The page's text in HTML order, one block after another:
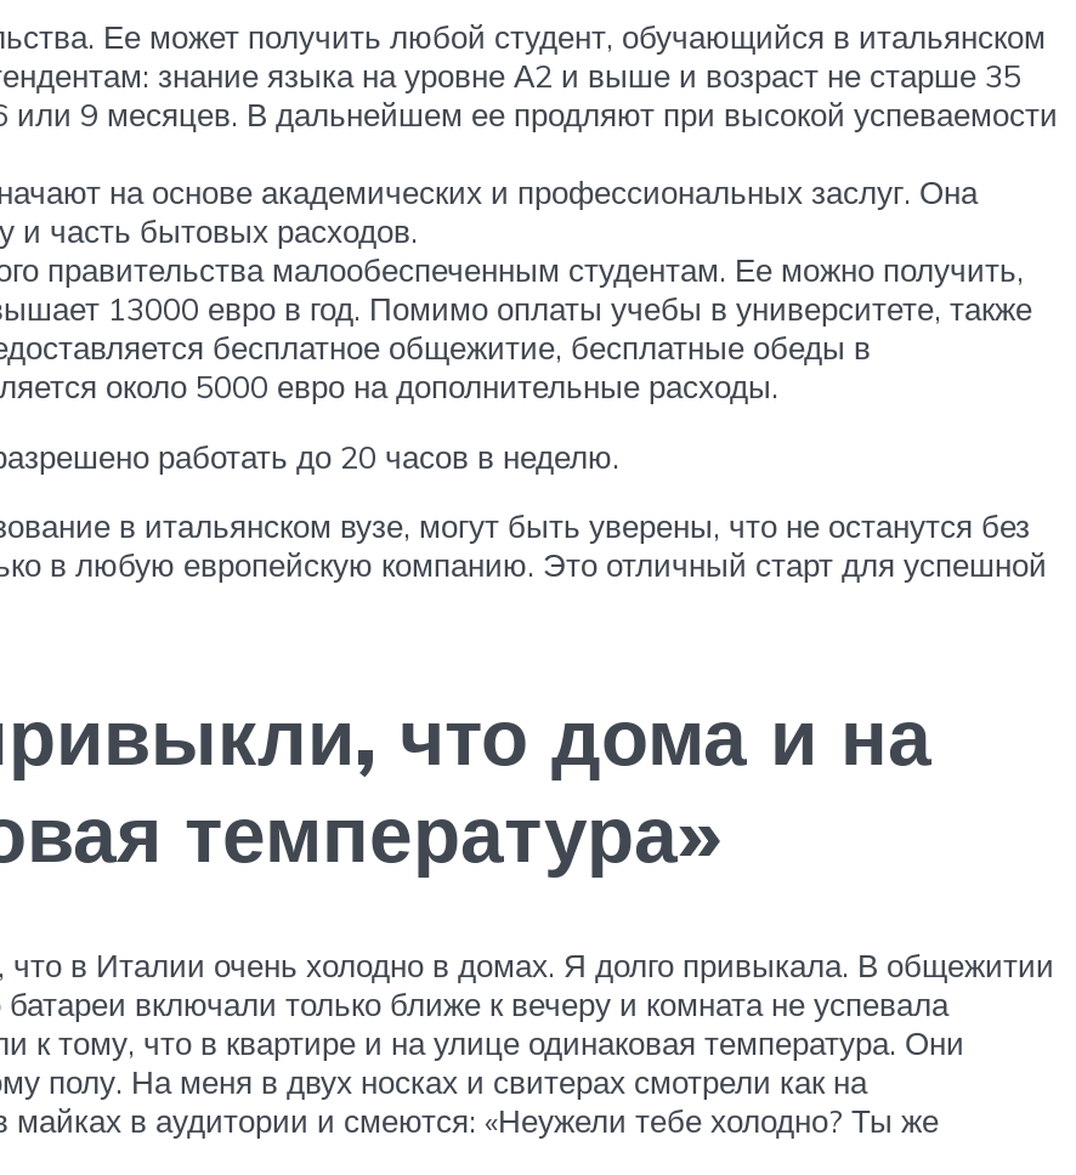
Ее может получить любой студент, обучающийся в итальянском
знание языка на уровне А2 и выше и возраст не старше 35
или 9 месяцев. В дальнейшем ее продляют при высокой успеваемости
на основе академических и профессиональных заслуг. Она
и часть бытовых расходов.
правительства малообеспеченным студентам. Ее можно получить,
13000 евро в год. Помимо оплаты учебы в университете, также
бесплатное общежитие, бесплатные обеды в
около 5000 евро на дополнительные расходы.
работать до 20 часов в неделю.
в итальянском вузе, могут быть уверены, что не останутся без
в любую европейскую компанию. Это отличный старт для успешной
что дома и на
температура»
в Италии очень холодно в домах. Я долго привыкала. В общежитии
включали только ближе к вечеру и комната не успевала
к тому, что в квартире и на улице одинаковая температура. Они
полу. На меня в двух носках и свитерах смотрели как на
в аудитории и смеются: «Неужели тебе холодно? Ты же